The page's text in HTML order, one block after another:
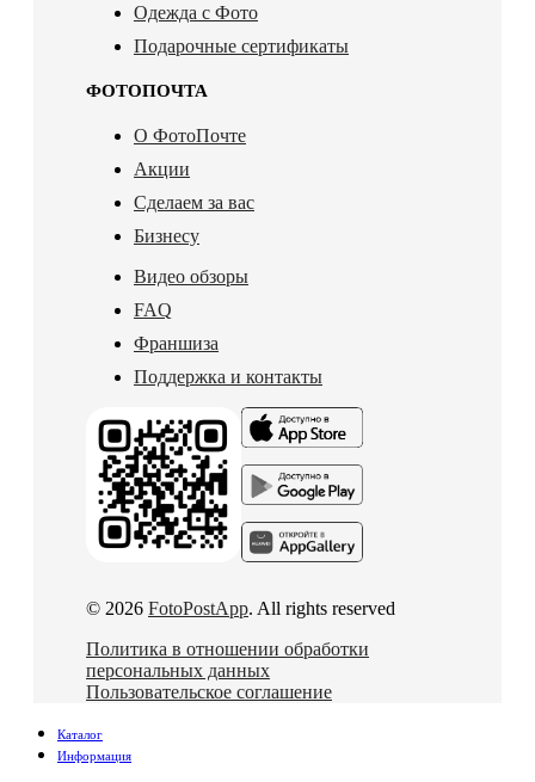
Одежда с Фото
Подарочные сертификаты
ФОТОПОЧТА
О ФотоПочте
Акции
Сделаем за вас
Бизнесу
Видео обзоры
FAQ
Франшиза
Поддержка и контакты
© 2026 FotoPostApp. All rights reserved
Политика в отношении обработки
персональных данных
Пользовательское соглашение
Каталог
Информация